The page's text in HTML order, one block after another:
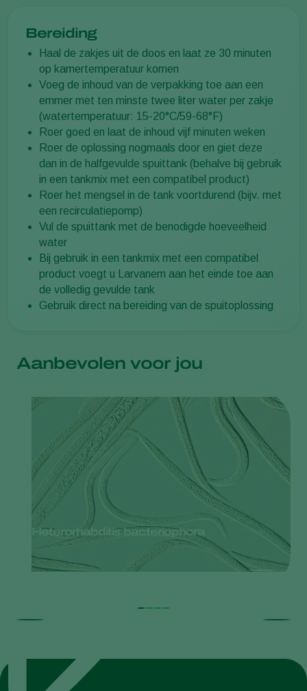
Bereiding
Haal de zakjes uit de doos en laat ze 30 minuten
op kamertemperatuur komen
Voeg de inhoud van de verpakking toe aan een
emmer met ten minste twee liter water per zakje
(watertemperatuur: 15-20°C/59-68°F)
Roer goed en laat de inhoud vijf minuten weken
Roer de oplossing nogmaals door en giet deze
dan in de halfgevulde spuittank (behalve bij gebruik
in een tankmix met een compatibel product)
Roer het mengsel in de tank voortdurend (bijv. met
een recirculatiepomp)
Vul de spuittank met de benodigde hoeveelheid
water
Bij gebruik in een tankmix met een compatibel
product voegt u Larvanem aan het einde toe aan
de volledig gevulde tank
Gebruik direct na bereiding van de spuitoplossing
Aanbevolen voor jou
Heterorhabditis bacteriophora